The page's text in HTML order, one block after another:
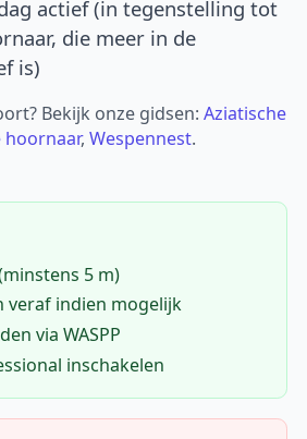
actief (in tegenstelling tot
die meer in de
is)
Bekijk onze gidsen:Aziatische
hoornaar,Wespennest.
5 m)
veraf indien mogelijk
via WASPP
inschakelen